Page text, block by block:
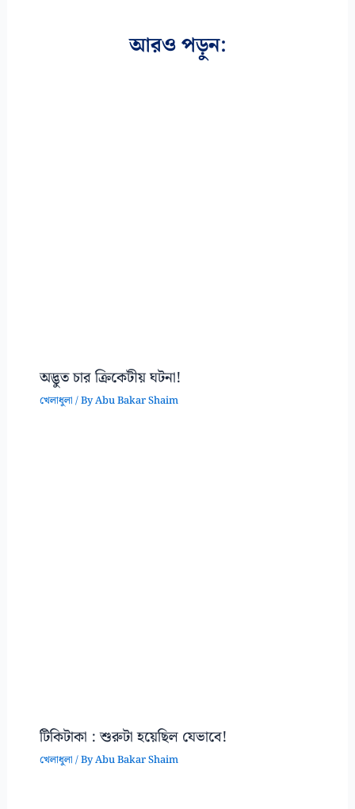
p r
আরও পড়ুন:
অদ্ভুত চার ক্রিকেটীয় ঘটনা!
খেলাধুলা / ByAbu Bakar Shaim
টিকিটাকা : শুরুটা হয়েছিল যেভাবে!
খেলাধুলা / ByAbu Bakar Shaim